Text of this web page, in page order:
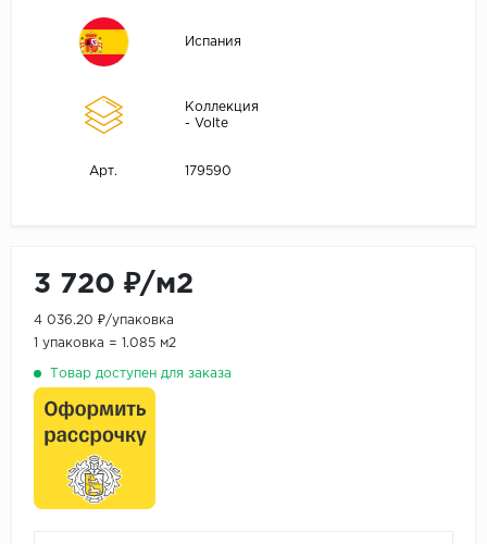
Испания
Коллекция
- Volte
Арт. 179590
3 720 ₽/м2
4 036.20 ₽/упаковка
1 упаковка = 1.085 м2
Товар доступен для заказа